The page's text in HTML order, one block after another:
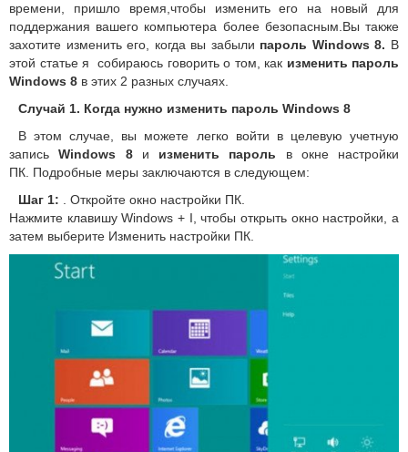
времени, пришло время,чтобы изменить его на новый для
поддержания вашего компьютера более безопасным. Вы также
захотите изменить его, когда вы забыли пароль Windows 8. В
этой статье я собираюсь говорить о том, как изменить пароль
Windows 8 в этих 2 разных случаях.
Случай 1. Когда нужно изменить пароль Windows 8
В этом случае, вы можете легко войти в целевую учетную
записьWindows 8и изменить пароль в окне настройки
ПК. Подробные меры заключаются в следующем:
Шаг 1:
Откройте окно настройки ПК.
Нажмите клавишу Windows + I, чтобы открыть окно настройки, а
затем выберите Изменить настройки ПК.